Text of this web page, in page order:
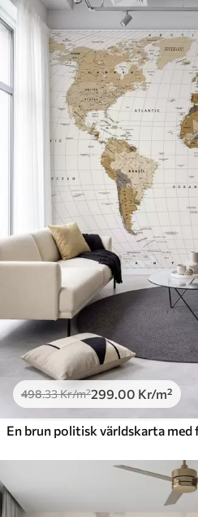
498.33Kr/m²299.00 Kr/m²